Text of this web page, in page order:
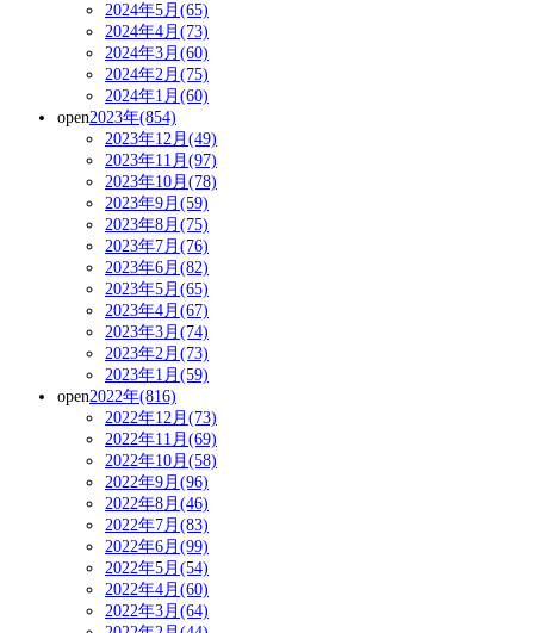
2024年5月(65)
2024年4月(73)
2024年3月(60)
2024年2月(75)
2024年1月(60)
open2023年(854)
2023年12月(49)
2023年11月(97)
2023年10月(78)
2023年9月(59)
2023年8月(75)
2023年7月(76)
2023年6月(82)
2023年5月(65)
2023年4月(67)
2023年3月(74)
2023年2月(73)
2023年1月(59)
open2022年(816)
2022年12月(73)
2022年11月(69)
2022年10月(58)
2022年9月(96)
2022年8月(46)
2022年7月(83)
2022年6月(99)
2022年5月(54)
2022年4月(60)
2022年3月(64)